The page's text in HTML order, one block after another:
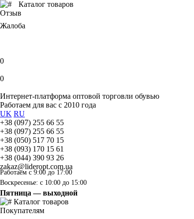
Каталог товаров
Отзыв
Жалоба
0
0
Интернет-платформа оптовой торговли обувью
Работаем для вас с 2010 года
UK RU
+38 (097) 255 66 55
+38 (097) 255 66 55
+38 (050) 517 70 15
+38 (093) 170 15 61
+38 (044) 390 93 26
zakaz@lideropt.com.ua
Работаем с 9:00 до 17:00
Воскресенье: с 10:00 до 15:00
Пятница — выходной
Каталог товаров
Покупателям